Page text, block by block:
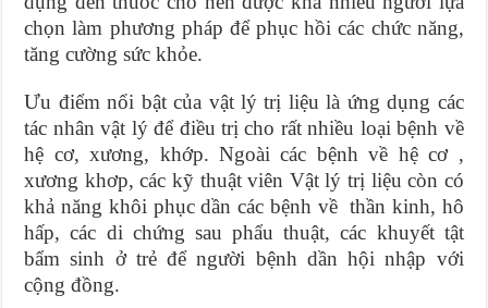
chọn làm phương pháp để phục hồi các chức năng,
tăng cường sức khỏe.
Ưu điểm nổi bật của vật lý trị liệu là ứng dụng các
tác nhân vật lý để điều trị cho rất nhiều loại bệnh về
hệ cơ, xương, khớp. Ngoài các bệnh về hệ cơ ,
xương khơp, các kỹ thuật viên Vật lý trị liệu còn có
khả năng khôi phục dần các bệnh về thần kinh, hô
hấp, các di chứng sau phẩu thuật, các khuyết tật
bẩm sinh ở trẻ để người bệnh dần hội nhập với
cộng đồng.